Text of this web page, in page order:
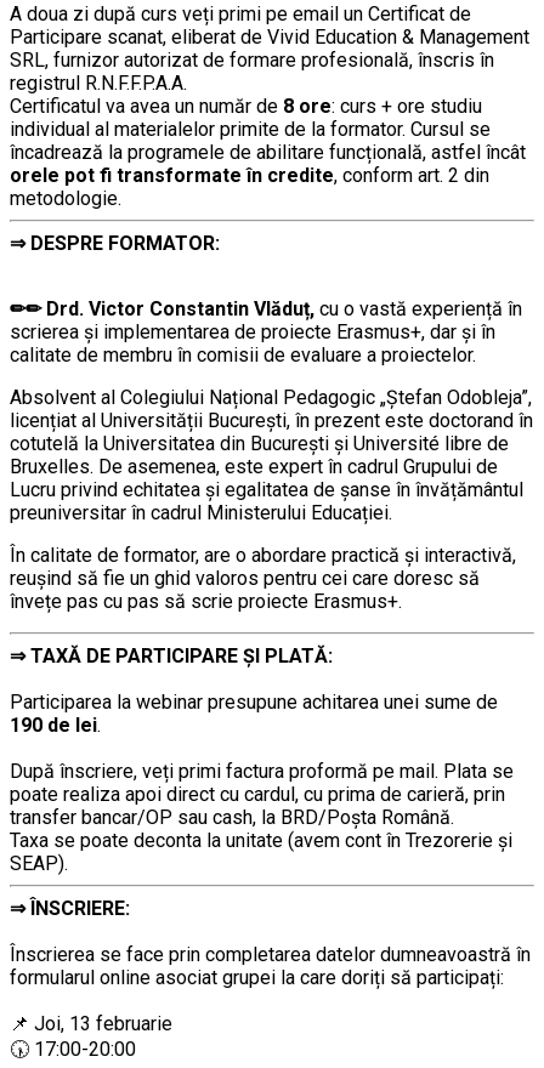
A doua zi după curs veți primi pe email un Certificat de
Participare scanat, eliberat de Vivid Education & Management
SRL, furnizor autorizat de formare profesională, înscris în
registrul R.N.F.F.P.A.A.
Certificatul va avea un număr de 8 ore: curs + ore studiu
individual al materialelor primite de la formator. Cursul se
încadrează la programele de abilitare funcțională, astfel încât
orele pot fi transformate în credite, conform art. 2 din
metodologie.
⇒ DESPRE FORMATOR:
✏✏ Drd. Victor Constantin Vlăduț, cu o vastă experiență în
scrierea și implementarea de proiecte Erasmus+, dar și în
calitate de membru în comisii de evaluare a proiectelor.
Absolvent al Colegiului Național Pedagogic „Ștefan Odobleja”,
licențiat al Universității București, în prezent este doctorand în
cotutelă la Universitatea din București și Université libre de
Bruxelles. De asemenea, este expert în cadrul Grupului de
Lucru privind echitatea și egalitatea de șanse în învățământul
preuniversitar în cadrul Ministerului Educației.
În calitate de formator, are o abordare practică și interactivă,
reușind să fie un ghid valoros pentru cei care doresc să
învețe pas cu pas să scrie proiecte Erasmus+.
⇒TAXĂ DE PARTICIPARE ȘI PLATĂ:
Participarea la webinar presupune achitarea unei sume de
190 de lei.
După înscriere, veți primi factura proformă pe mail. Plata se
poate realiza apoi direct cu cardul, cu prima de carieră, prin
transfer bancar/OP sau cash, la BRD/Poșta Română.
Taxa se poate deconta la unitate (avem cont în Trezorerie și
SEAP).
⇒ÎNSCRIERE:
Înscrierea se face prin completarea datelor dumneavoastră în
formularul online asociat grupei la care doriți să participați:
📌 Joi, 13 februarie
🕠 17:00-20:00